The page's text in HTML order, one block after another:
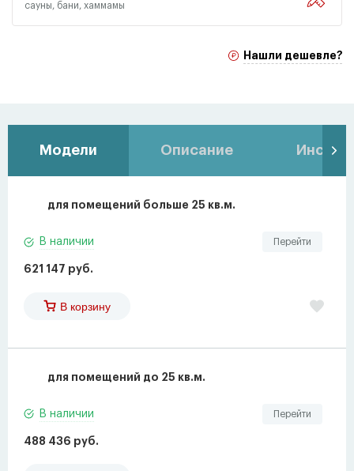
сауны, бани, хаммамы
Нашли дешевле?
Модели Описание
для помещений больше 25 кв.м.
Перейти
В наличии
621 147 руб.
В корзину
для помещений до 25 кв.м.
Перейти
В наличии
488 436 руб.